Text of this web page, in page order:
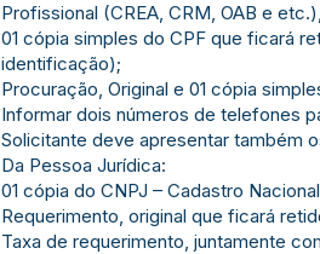
Profissional (CREA, CRM, OAB e
01 cópia simples do CPF que ficará
identificação);
Procuração, Original e 01 cópia
Informar dois números de telefones
Solicitante deve apresentar também
Da Pessoa Jurídica:
01 cópia do CNPJ – Cadastro
Requerimento, original que ficará
Taxa de requerimento, juntamente